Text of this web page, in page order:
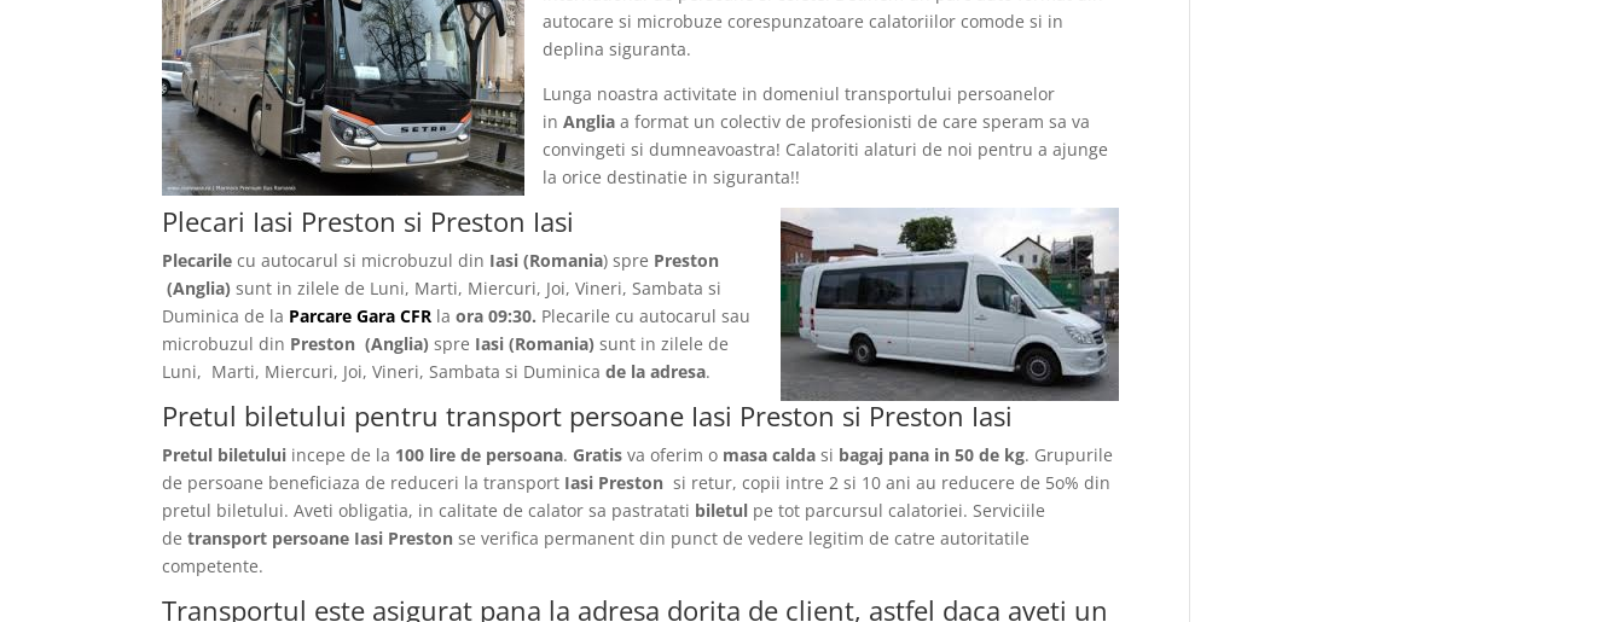
autocare si microbuze corespunzatoare calatoriilor comode si in
deplina siguranta.
Lunga noastra activitate in domeniul transportului persoanelor
inAnglia a format un colectiv de profesionisti de care speram sa va
convingeti si dumneavoastra! Calatoriti alaturi de noi pentru a ajunge
la orice destinatie in siguranta!!
Plecari Iasi Preston si Preston Iasi
Plecarile cu autocarul si microbuzul din Iasi (Romania) spre Preston
(Anglia) sunt in zilele de Luni, Marti, Miercuri, Joi, Vineri, Sambata si
Duminica de la Parcare Gara CFR laora 09:30. Plecarile cu autocarul sau
microbuzul din Preston(Anglia) spre Iasi(Romania) sunt in zilele de
Luni, Marti, Miercuri, Joi, Vineri, Sambata si Duminicade la adresa.
Pretul biletului pentru transport persoane Iasi Preston si Preston Iasi
Pretul biletului incepe de la 100 lire de persoana. Gratis va oferim o masa calda si bagaj pana in 50 de kg. Grupurile
de persoane beneficiaza de reduceri la transport Iasi Preston si retur, copii intre 2 si 10 ani au reducere de 5o% din
pretul biletului. Aveti obligatia, in calitate de calator sa pastratati biletul pe tot parcursul calatoriei. Serviciile
detransport persoane Iasi Prestonse verifica permanent din punct de vedere legitim de catre autoritatile
competente.
Transportul este asigurat pana la adresa dorita de client, astfel daca aveti un